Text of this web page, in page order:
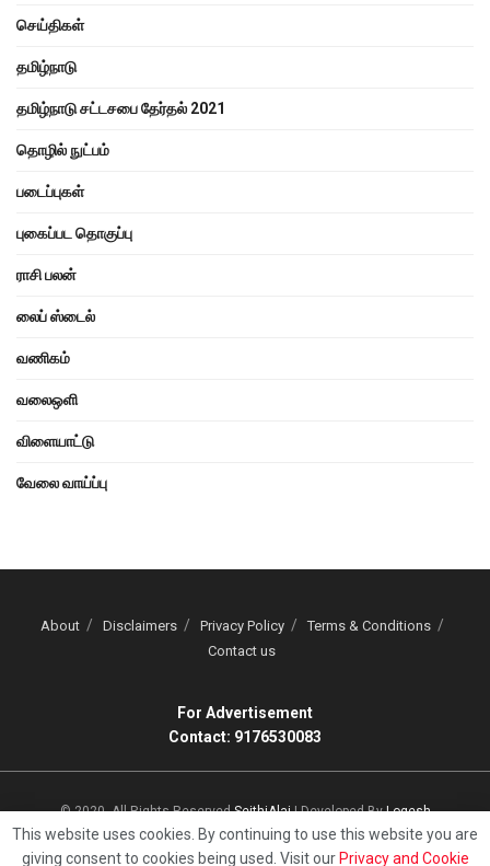
செய்திகள்
தமிழ்நாடு
தமிழ்நாடு சட்டசபை தேர்தல் 2021
தொழில் நுட்பம்
படைப்புகள்
புகைப்பட தொகுப்பு
ராசி பலன்
லைப் ஸ்டைல்
வணிகம்
வலைஒளி
விளையாட்டு
வேலை வாய்ப்பு
About Disclaimers Privacy Policy
Terms & Conditions
Contact us
For Advertisement
Contact: 9176530083
© 2020, All Rights ReservedSeithiAlai| Developed ByLogesh
This website uses cookies. By continuing to use this website you are
giving consent to cookies being used. Visit our Privacy and Cookie